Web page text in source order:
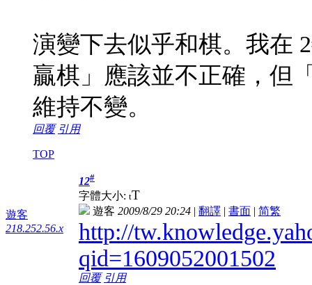
演變下去似乎和棋。我在
贏棋」應該並不正確，但
維持不變。
回覆 引用
TOP
遊客
218.252.56.x
12#
字體大小: tT
遊客 2009/8/29 20:24 | 翻譯 | 書面 | 简繁
http://
qid=1609052001502
回覆 引用